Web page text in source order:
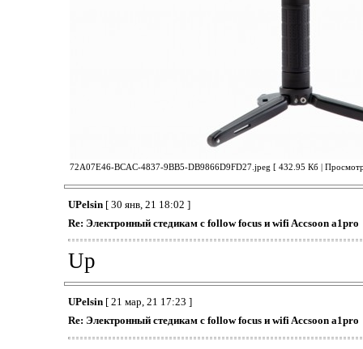
72A07E46-BCAC-4837-9BB5-DB9866D9FD27.jpeg [ 432.95 Кб |
UPelsin[ 30 янв, 21 18:02 ]
Re: Электронный стедикам с follow focus и wifi Accsoon a1pro
Up
UPelsin[ 21 мар, 21 17:23 ]
Re: Электронный стедикам с follow focus и wifi Accsoon a1pro